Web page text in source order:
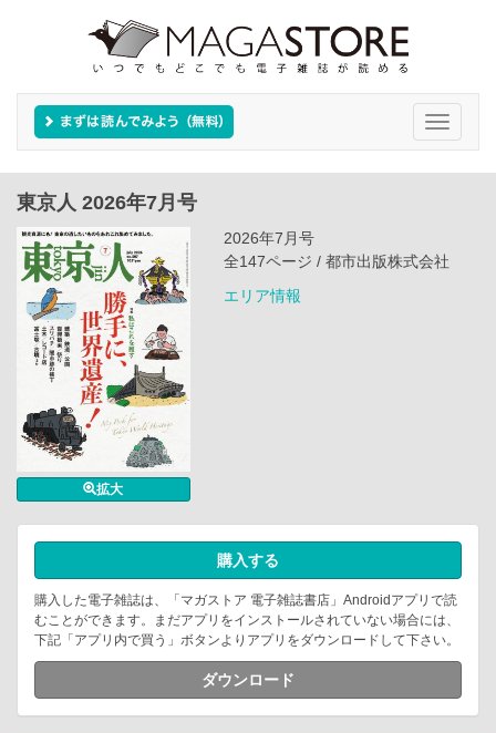
Toggle
東京人 2026年7月号
拡大
2026年7月号
全147ページ / 都市出版株式会社
エリア情報
購入する
購入した電子雑誌は、「マガストア 電子雑誌書店」Androidアプリで読
むことができます。まだアプリをインストールされていない場合には、
下記「アプリ内で買う」ボタンよりアプリをダウンロードして下さい。
ダウンロード